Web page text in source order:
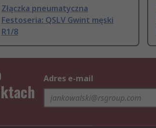
Złączka pneumatyczna
Festoseria: QSLV Gwint męski
R1/8
Adres e-mail